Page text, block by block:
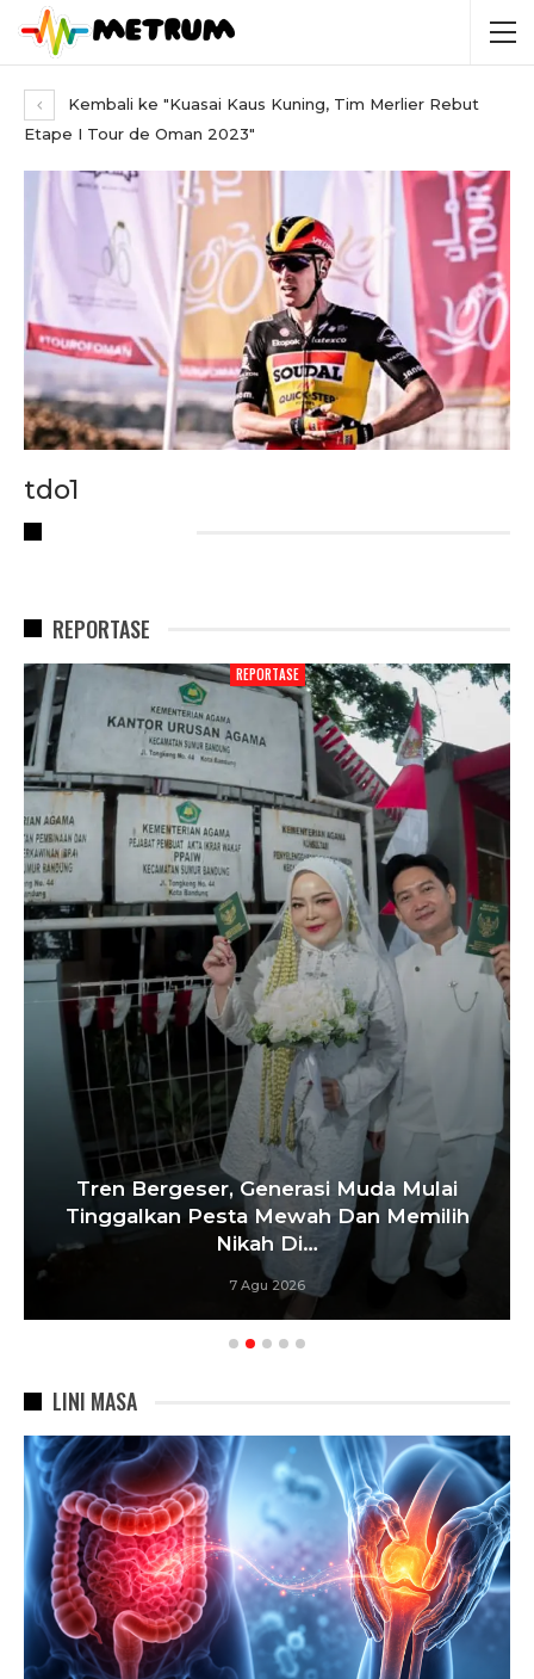
Kembali ke "Kuasai Kaus Kuning, Tim Merlier Rebut
Etape I Tour de Oman 2023"
tdo1
REPORTASE
REPORTASE
Tren Bergeser, Generasi Muda Mulai
Tinggalkan Pesta Mewah Dan Memilih
Nikah Di…
7 Agu 2026
LINI MASA